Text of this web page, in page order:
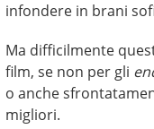
infondere in brani
Ma difficilmente
film, se non per gli
o anche
migliori.